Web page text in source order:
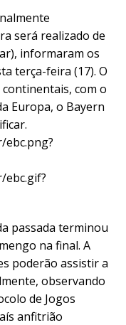
será realizado de
informaram os
terça-feira (17). O
com o
Europa, o Bayern
passada terminou
na final. A
poderão assistir a
observando
de Jogos
anfitrião